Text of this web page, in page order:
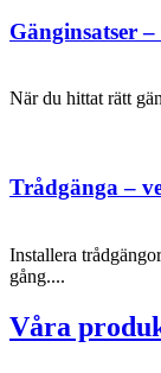
Gänginsatser
När du hittat rätt
Trådgänga –
Installera
gång....
Våra